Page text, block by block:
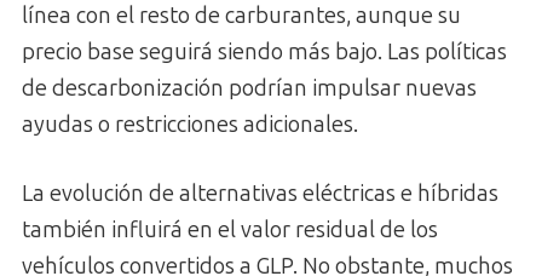
línea con el resto de carburantes, aunque su
precio base seguirá siendo más bajo. Las políticas
de descarbonización podrían impulsar nuevas
ayudas o restricciones adicionales.
La evolución de alternativas eléctricas e híbridas
también influirá en el valor residual de los
vehículos convertidos a GLP. No obstante, muchos